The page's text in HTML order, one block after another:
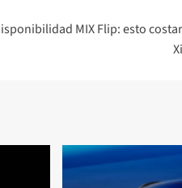
MIX Flip: esto